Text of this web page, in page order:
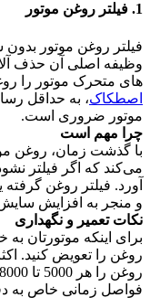
1. فیلتر روغن موتور
فیلتر روغن موتور
وظیفه اصلی آن حذف
های متحرک موتور را
اصطکاک، به حداقل
موتور ضروری است.
چرا مهم است
با گذشت زمان، روغن
می‌کند که اگر فیلتر
آورد. فیلتر روغن
و منجر به افزایش
نکات تعمیر و نگهداری
برای اینکه موتورتان به
روغن را تعویض کنید.
فواصل زمانی خاص به